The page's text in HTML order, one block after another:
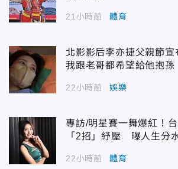
21小時前 體育
北影影后李亦捷父親節宣
我跟老哥都希望給他抱孫
22小時前 娛樂
專訪/明星賽一舞爆紅！
「2招」紓壓 曝人生分
22小時前 體育